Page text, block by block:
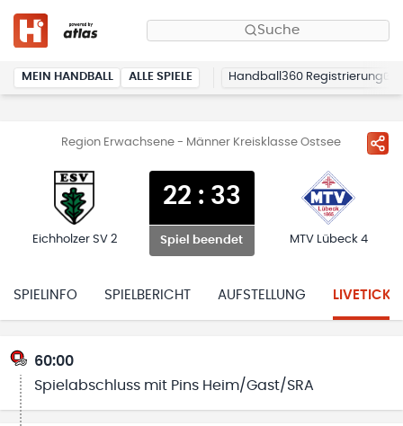
Suche
MEIN HANDBALL ALLE SPIELE Handball360 Registrierung
Region Erwachsene - Männer Kreisklasse Ostsee
Eichholzer SV 2
22: 33
Spiel beendet MTV Lübeck 4
SPIELINFO SPIELBERICHT AUFSTELLUNG
60:00
Spielabschluss mit Pins Heim/Gast/SRA